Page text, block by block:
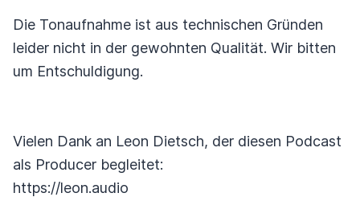
Die Tonaufnahme ist aus technischen Gründen
leider nicht in der gewohnten Qualität. Wir bitten
um Entschuldigung.
Vielen Dank an Leon Dietsch, der diesen Podcast
als Producer begleitet:
https://leon.audio